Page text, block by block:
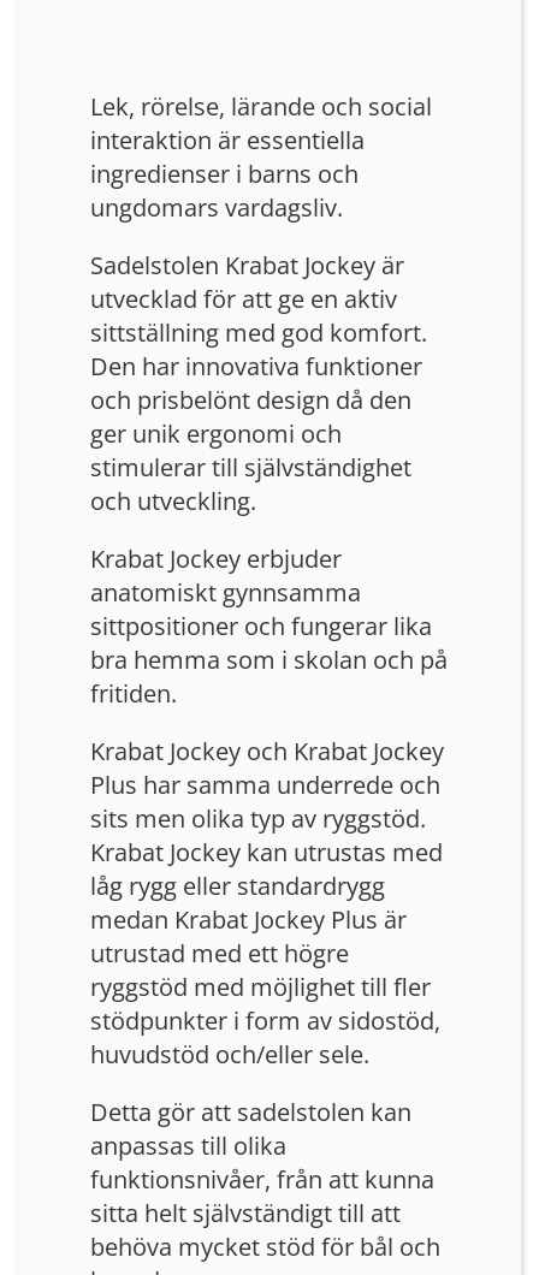
Lek, rörelse, lärande och social
interaktion är essentiella
ingredienser i barns och
ungdomars vardagsliv.
Sadelstolen Krabat Jockey är
utvecklad för att ge en aktiv
sittställning med god komfort.
Den har innovativa funktioner
och prisbelönt design då den
ger unik ergonomi och
stimulerar till självständighet
och utveckling.
Krabat Jockey erbjuder
anatomiskt gynnsamma
sittpositioner och fungerar lika
bra hemma som i skolan och på
fritiden.
Krabat Jockey och Krabat Jockey
Plus har samma underrede och
sits men olika typ av ryggstöd.
Krabat Jockey kan utrustas med
låg rygg eller standardrygg
medan Krabat Jockey Plus är
utrustad med ett högre
ryggstöd med möjlighet till fler
stödpunkter i form av sidostöd,
huvudstöd och/eller sele.
Detta gör att sadelstolen kan
anpassas till olika
funktionsnivåer, från att kunna
sitta helt självständigt till att
behöva mycket stöd för bål och